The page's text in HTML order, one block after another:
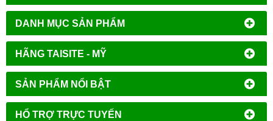
DANH MỤC SẢN PHẨM
HÃNG TAISITE - MỸ
SẢN PHẨM NỔI BẬT
HỔ TRỢ TRỰC TUYẾN